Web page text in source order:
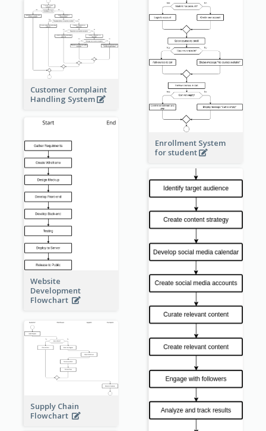
Enrollment System
for student
Customer Complaint
Handling System
Website
Development
Flowchart
Supply Chain
Flowchart